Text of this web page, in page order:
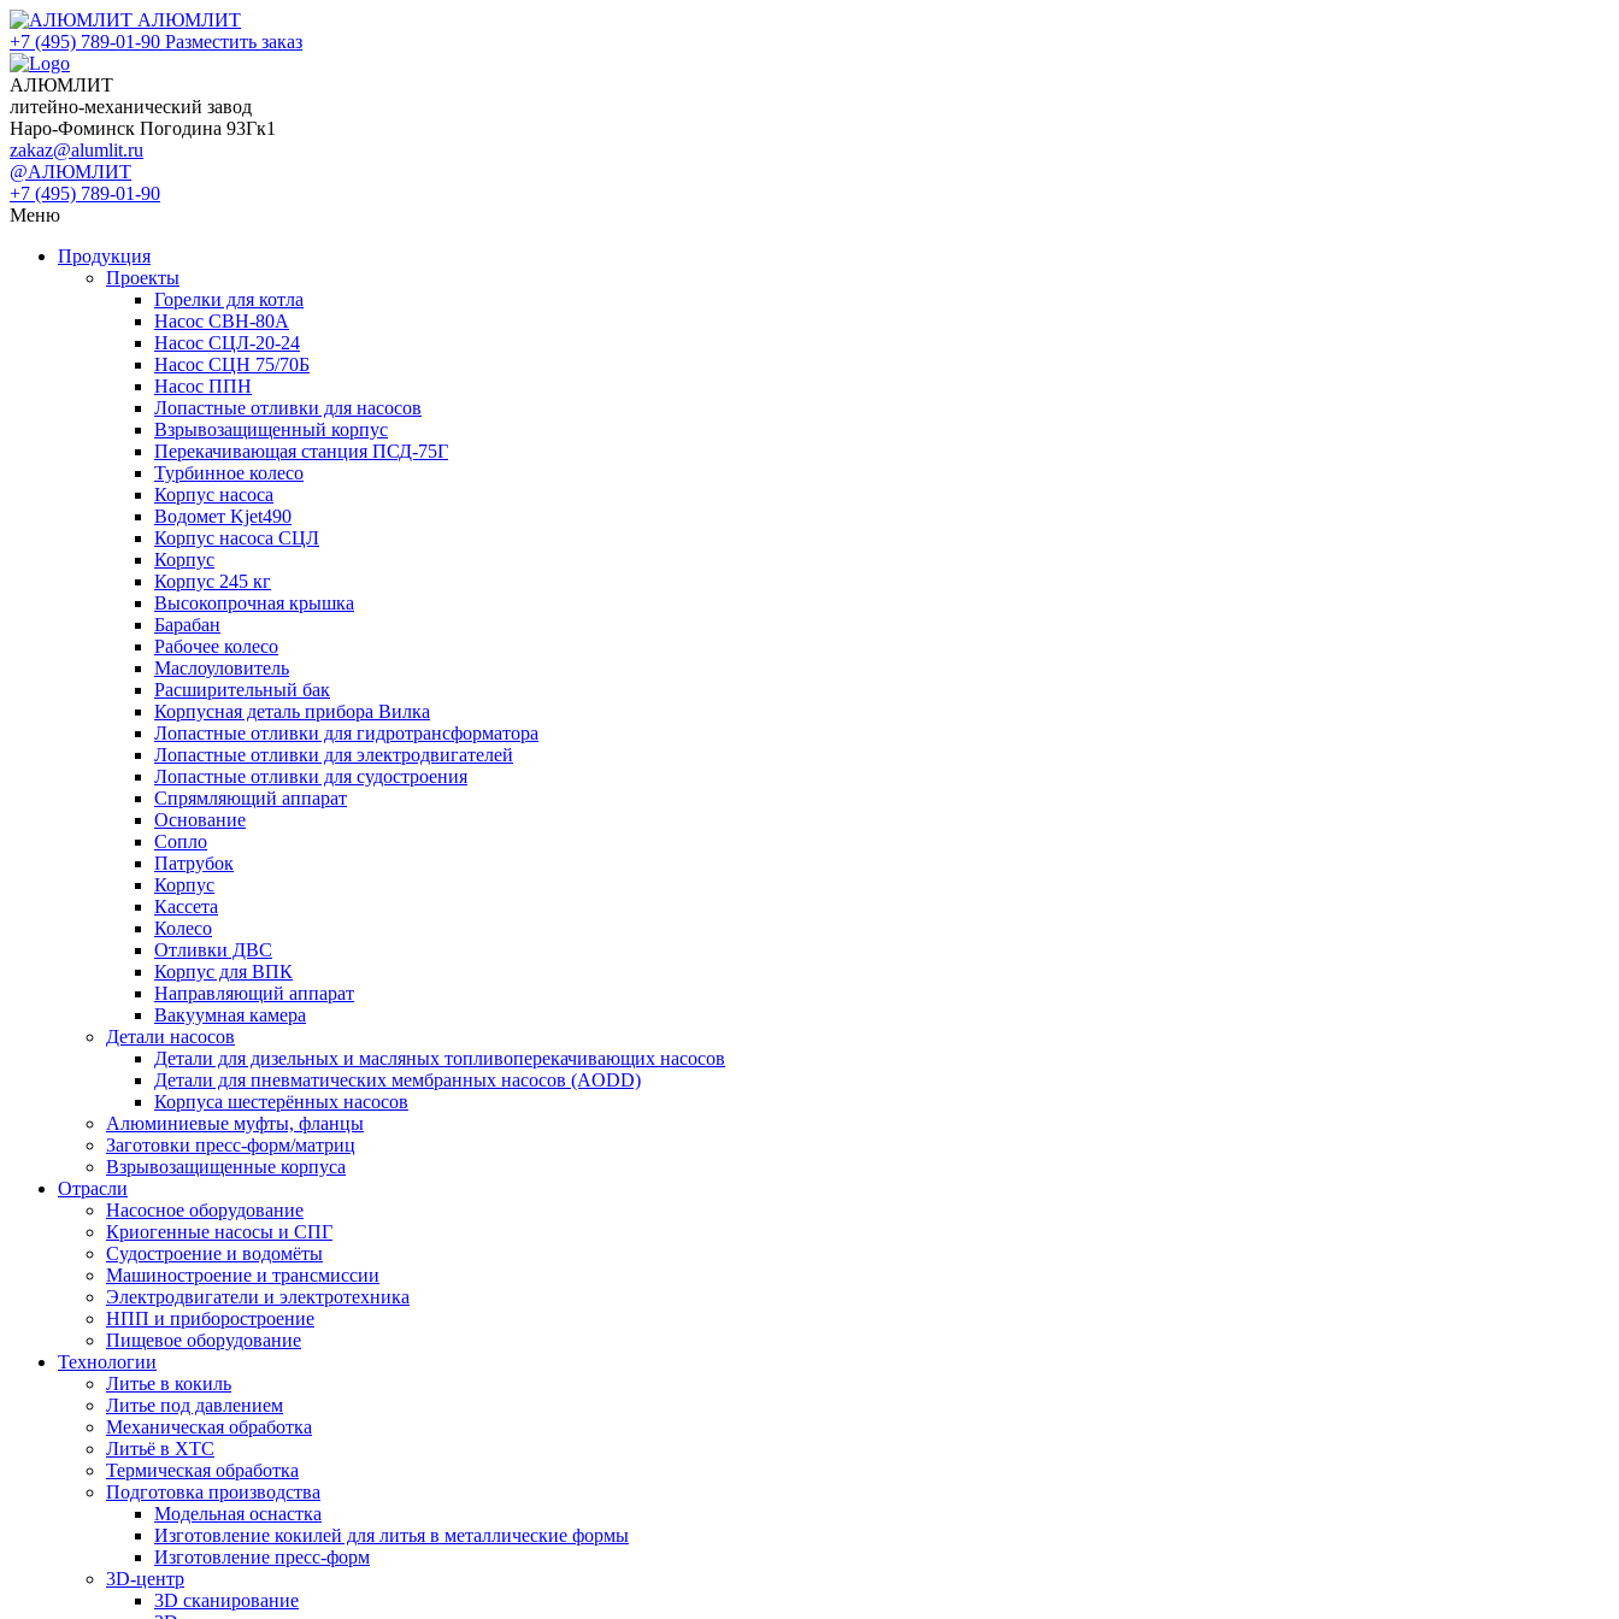
АЛЮМЛИТ
+7 (495) 789-01-90 Разместить заказ
АЛЮМЛИТ
литейно-механический завод
Наро-Фоминск Погодина 93Гк1
zakaz@alumlit.ru
@АЛЮМЛИТ
+7 (495) 789-01-90
Меню
Продукция
Проекты
Горелки для котла
Насос СВН-80А
Насос СЦЛ-20-24
Насос СЦН 75/70Б
Насос ППН
Лопастные отливки для насосов
Взрывозащищенный корпус
Перекачивающая станция ПСД-75Г
Турбинное колесо
Корпус насоса
Водомет Kjet490
Корпус насоса СЦЛ
Корпус
Корпус 245 кг
Высокопрочная крышка
Барабан
Рабочее колесо
Маслоуловитель
Расширительный бак
Корпусная деталь прибора Вилка
Лопастные отливки для гидротрансформатора
Лопастные отливки для электродвигателей
Лопастные отливки для судостроения
Спрямляющий аппарат
Основание
Сопло
Патрубок
Корпус
Кассета
Колесо
Отливки ДВС
Корпус для ВПК
Направляющий аппарат
Вакуумная камера
Детали насосов
Детали для дизельных и масляных топливоперекачивающих насосов
Детали для пневматических мембранных насосов (AODD)
Корпуса шестерённых насосов
Алюминиевые муфты, фланцы
Заготовки пресс-форм/матриц
Взрывозащищенные корпуса
Отрасли
Насосное оборудование
Криогенные насосы и СПГ
Судостроение и водомёты
Машиностроение и трансмиссии
Электродвигатели и электротехника
НПП и приборостроение
Пищевое оборудование
Технологии
Литье в кокиль
Литье под давлением
Механическая обработка
Литьё в ХТС
Термическая обработка
Подготовка производства
Модельная оснастка
Изготовление кокилей для литья в металлические формы
Изготовление пресс-форм
3D-центр
3D сканирование